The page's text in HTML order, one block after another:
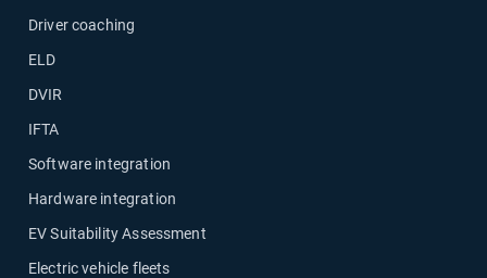
Driver coaching
ELD
DVIR
IFTA
Software integration
Hardware integration
EV Suitability Assessment
Electric vehicle fleets